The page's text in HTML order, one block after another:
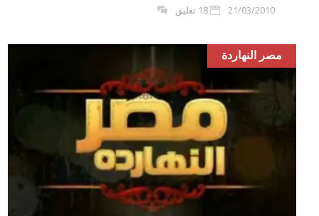
21/03/2010 18 تعليق
مصر النهاردة